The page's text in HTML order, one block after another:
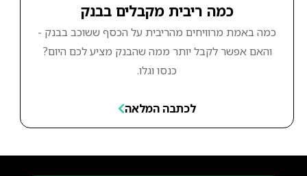
כמה ריבית מקבלים בבנק
כמה באמת מרוויחים מהריבית על הכסף ששוכב בבנק -
והאם אפשר לקבל יותר ממה שהבנק מציע לכם היום?
כנסו וגלו.
לכתבה המלאה